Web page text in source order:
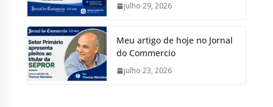
julho 29, 2026
Meu artigo de hoje no Jornal
do Commercio
julho 23, 2026